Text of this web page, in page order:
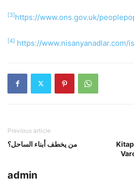
[3] https://www.ons.gov.uk/
[4] https://www.nisanyanadlar.com/
Previous article
من يخطف أبناء الساحل؟
Kitap
admin